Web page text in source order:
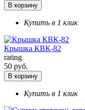
В корзину
Купить в 1 клик
Крышка КВК-82
rating
50 руб.
В корзину
Купить в 1 клик